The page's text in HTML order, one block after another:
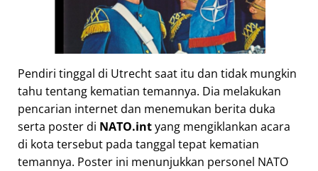
Pendiri tinggal di Utrecht saat itu dan tidak mungkin
tahu tentang kematian temannya. Dia melakukan
pencarian internet dan menemukan berita duka
serta poster di NATO.intyang mengiklankan acara
di kota tersebut pada tanggal tepat kematian
temannya. Poster ini menunjukkan personel NATO